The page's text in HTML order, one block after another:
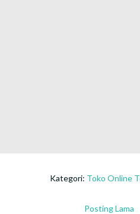
Kategori: Toko Online
Posting Lama